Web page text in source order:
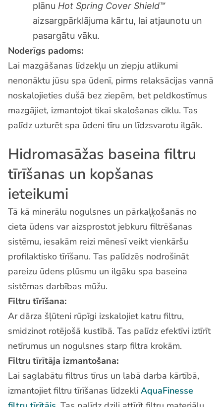
plānu Hot Spring Cover Shield™
aizsargpārklājuma kārtu, lai atjaunotu un
pasargātu vāku.
Noderīgs padoms:
Lai mazgāšanas līdzekļu un ziepju atlikumi
nenonāktu jūsu spa ūdenī, pirms relaksācijas vannā
noskalojieties dušā bez ziepēm, bet peldkostīmus
mazgājiet, izmantojot tikai skalošanas ciklu. Tas
palīdz uzturēt spa ūdeni tīru un līdzsvarotu ilgāk.
Hidromasāžas baseina filtru
tīrīšanas un kopšanas
ieteikumi
Tā kā minerālu nogulsnes un pārkaļķošanās no
cieta ūdens var aizsprostot jebkuru filtrēšanas
sistēmu, iesakām reizi mēnesī veikt vienkāršu
profilaktisko tīrīšanu. Tas palīdzēs nodrošināt
pareizu ūdens plūsmu un ilgāku spa baseina
sistēmas darbības mūžu.
Filtru tīrīšana:
Ar dārza šļūteni rūpīgi izskalojiet katru filtru,
smidzinot rotējošā kustībā. Tas palīdz efektīvi iztīrīt
netīrumus un nogulsnes starp filtra krokām.
Filtru tīrītāja izmantošana:
Lai saglabātu filtrus tīrus un labā darba kārtībā,
izmantojiet filtru tīrīšanas līdzekli AquaFinesse